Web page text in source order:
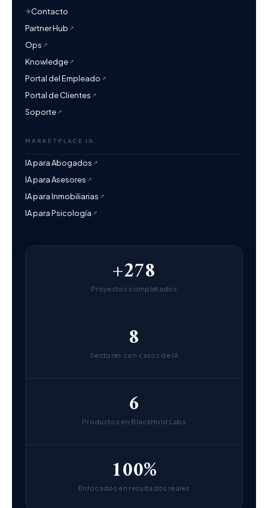
Contacto
Partner Hub
Ops
Knowledge
Portal del Empleado
Portal de Clientes
Soporte
MARKETPLACE IA
IA para Abogados
IA para Asesores
IA para Inmobiliarias
IA para Psicología
+278
Proyectos completados
8
Sectores con casos de IA
6
Productos en BlackHold Labs
100%
Enfocados en resultados reales